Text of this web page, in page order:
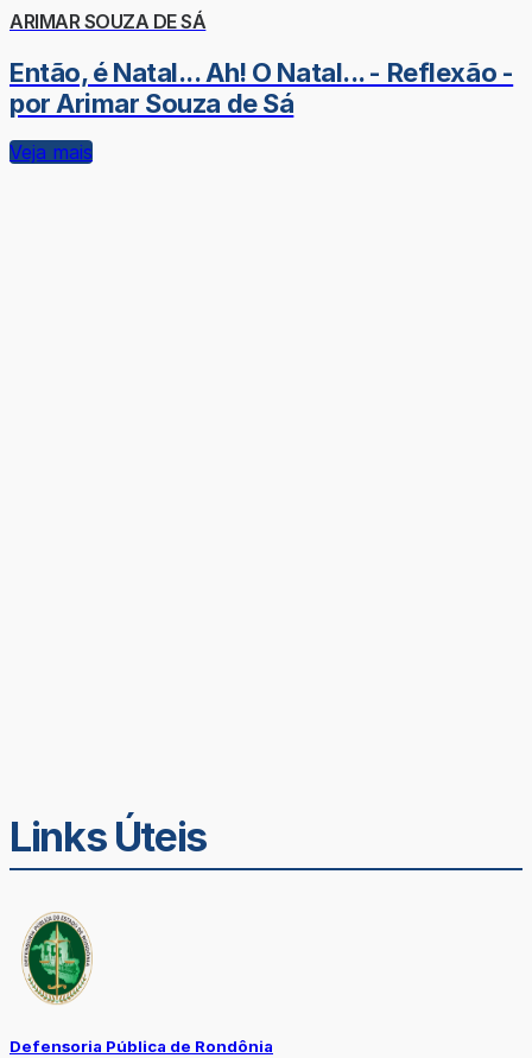
ARIMAR SOUZA DE SÁ
Então, é Natal... Ah! O Natal... - Reflexão -
por Arimar Souza de Sá
Veja mais
Links Úteis
Defensoria Pública de Rondônia